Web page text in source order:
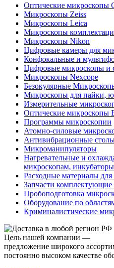
Оптические микроскопы
Микроскопы Zeiss
Микроскопы Leica
Микроскопы
Микроскопы Nikon
Цифровые камеры для
Конфокальные и
Цифровые микроскопы и
Микроскопы Nexcope
Безокулярные
Микроскопы для пайки,
Измерительные
Оптические микроскопы
Программы микроскопии
Атомно-силовые
Антивибрационные
Микроманипуляторы
Нагревательные и
микроскопам,
Расходные материалы
Запчасти комплектующие
Пробоподготовка
Оборудование по
Криминалистические
Цель нашей компании —
предложение широкого
постоянно высоком качестве